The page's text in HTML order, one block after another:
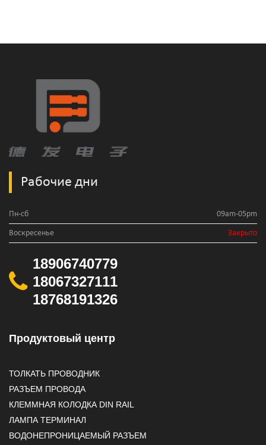
Рабочие дни
Пн-сб 09am-05pm
Воскресенье Закрыто
18906740779
18067327111
18768191326
Продуктовый центр
ТОЛКАТЬ ПРОВОДНИК
РАЗЪЕМ ПРОВОДА
КЛЕММНАЯ КОЛОДКА DIN RAIL
ЛАМПА ТЕРМИНАЛ
ВОДОНЕПРОНИЦАЕМЫЙ РАЗЪЕМ